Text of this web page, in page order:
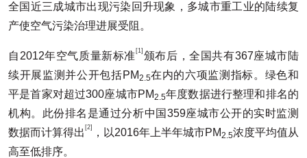
全国近三成城市出现污染回升现象，多城市重工业的陆续复
产使空气污染治理进展受阻。
自2012年空气质量新标准[1] 颁布后，全国共有367座城市陆
续开展监测并公开包括PM2.5在内的六项监测指标。绿色和
平是首家对超过300座城市PM2.5年度数据进行整理和排名的
机构。此份排名是通过分析中国359座城市公开的实时监测
数据而计算得出 [2] ，以2016年上半年城市PM2.5浓度平均值从
高至低排序。